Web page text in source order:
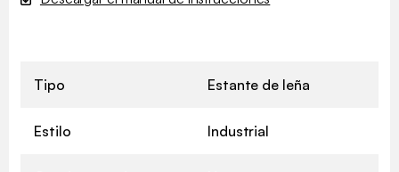
Tipo Estante de leña
Estilo Industrial